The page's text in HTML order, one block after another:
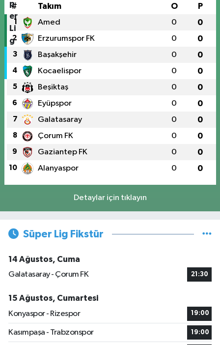
# Takım O P
1 Amed 0 0
2 Erzurumspor FK 0 0
3 Başakşehir 0 0
4 Kocaelispor 0 0
5 Beşiktaş 0 0
6 Eyüpspor 0 0
7 Galatasaray 0 0
8 Çorum FK 0 0
9 Gaziantep FK 0 0
10 Alanyaspor 0 0
Detaylar için tıklayın
Süper Lig Fikstür
14 Ağustos, Cuma
Galatasaray - Çorum FK
21:30
15 Ağustos, Cumartesi
Konyaspor - Rizespor
19:00
Kasımpaşa - Trabzonspor 19:00